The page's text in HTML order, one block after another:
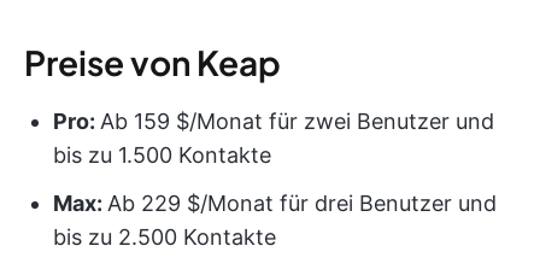
Preise von Keap
Pro: Ab 159 $/Monat für zwei Benutzer und
bis zu 1.500 Kontakte
Max: Ab 229 $/Monat für drei Benutzer und
bis zu 2.500 Kontakte